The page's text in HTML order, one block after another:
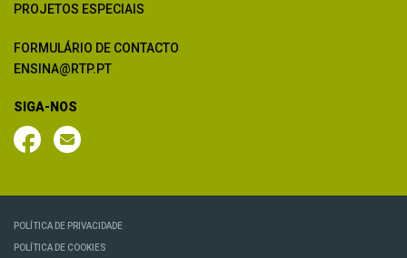
PROJETOS ESPECIAIS
FORMULÁRIO DE CONTACTO
ENSINA@RTP.PT
SIGA-NOS
POLÍTICA DE PRIVACIDADE
POLÍTICA DE COOKIES